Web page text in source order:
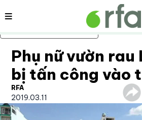
Bỏ qua nội dung chính
Nội dung
Phụ nữ vườn rau
bị tấn công vào
RFA
2019.03.11